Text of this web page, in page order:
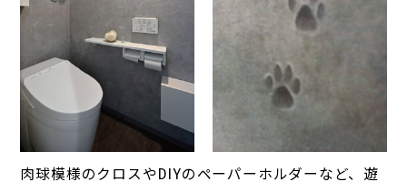
肉球模様のクロスやDIYのペーパーホルダーなど、遊